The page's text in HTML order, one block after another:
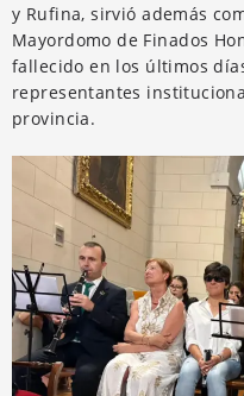
y Rufina, sirvió además
Mayordomo de Finados
fallecido en los últimos
representantes
provincia.